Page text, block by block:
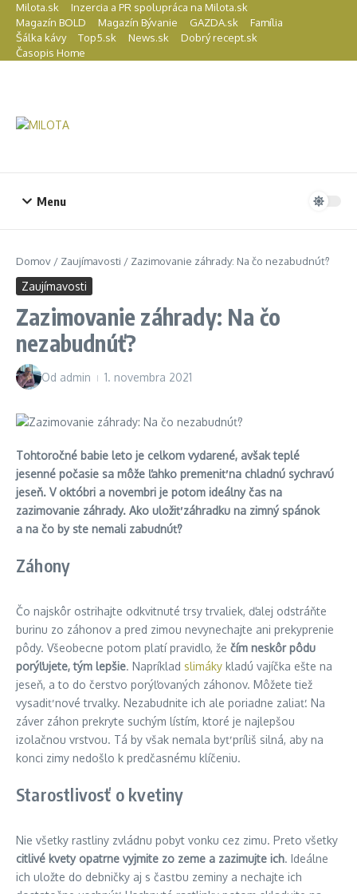
Preskočiť na obsah
Milota.sk
Inzercia a PR spolupráca na Milota.sk
Magazín BOLD
Magazín Bývanie GAZDA.sk
Família
Šálka kávy
Top5.sk News.sk
Dobrý recept.sk
Časopis Home
Menu
Domov / Zaujímavosti / Zazimovanie záhrady: Na čo nezabudnúť?
Zaujímavosti
Zazimovanie záhrady: Na čo
nezabudnúť?
Od admin 1. novembra 2021
Tohtoročné babie leto je celkom vydarené, avšak teplé
jesenné počasie sa môže ľahko premeniť na chladnú sychravú
jeseň. V októbri a novembri je potom ideálny čas na
zazimovanie záhrady. Ako uložiť záhradku na zimný spánok
a na čo by ste nemali zabudnúť?
Záhony
Čo najskôr ostrihajte odkvitnuté trsy trvaliek, ďalej odstráňte
burinu zo záhonov a pred zimou nevynechajte ani prekyprenie
pôdy. Všeobecne potom platí pravidlo, že čím neskôr pôdu
porýľujete, tým lepšie. Napríklad slimáky kladú vajíčka ešte na
jeseň, a to do čerstvo porýľovaných záhonov. Môžete tiež
vysadiť nové trvalky. Nezabudnite ich ale poriadne zaliať. Na
záver záhon prekryte suchým lístím, ktoré je najlepšou
izolačnou vrstvou. Tá by však nemala byť príliš silná, aby na
konci zimy nedošlo k predčasnému klíčeniu.
Starostlivosť o kvetiny
Nie všetky rastliny zvládnu pobyt vonku cez zimu. Preto všetky
citlivé kvety opatrne vyjmite zo zeme a zazimujte ich. Ideálne
ich uložte do debničky aj s časťou zeminy a nechajte ich